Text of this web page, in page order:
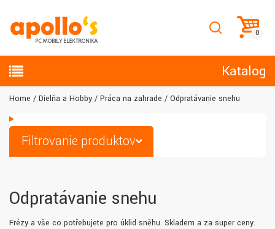
Katalog
Home Dielňa a Hobby Práca na zahrade Odpratávanie snehu
Filtrovanie produktov
Odpratávanie snehu
Frézy a vše co potřebujete pro úklid sněhu. Skladem a za super ceny.